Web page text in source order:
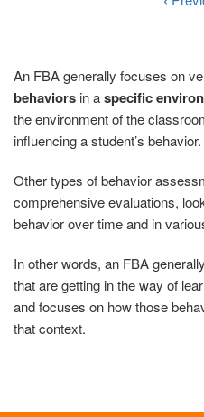
An FBA generally focuses on
behaviors in aspecific
the environment of the
influencing a student’s behavior.
Other types of behavior
comprehensive evaluations,
behavior over time and in
In other words, an FBA
that are getting in the way of
and focuses on how those
that context.